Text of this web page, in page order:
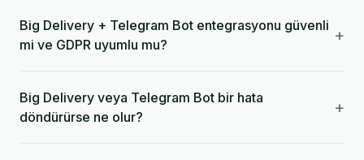
Big Delivery + Telegram Bot entegrasyonu güvenli
mi ve GDPR uyumlu mu?
+
Big Delivery veya Telegram Bot bir hata
döndürürse ne olur?
+